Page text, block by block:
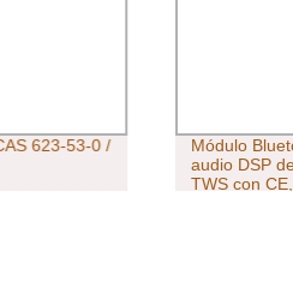
623-53-0 /
Módulo
audio DSP
TWS con